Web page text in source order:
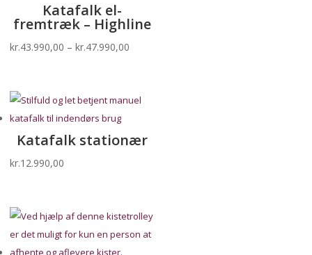
Katafalk el-
fremtræk – Highline
kr.43.990,00 – kr.47.990,00
kr.47.990,00
Katafalk stationær
kr.12.990,00